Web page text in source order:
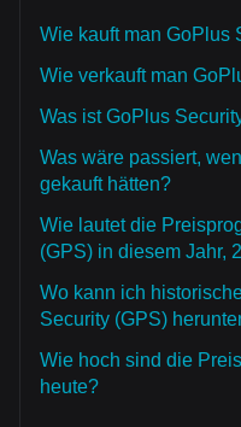
Wie kauft man GoPlus
Wie verkauft man
Was ist GoPlus
Was wäre passiert,
gekauft hätten?
Wie lautet die
(GPS) in diesem Jahr,
Wo kann ich
Security (GPS)
Wie hoch sind die
heute?